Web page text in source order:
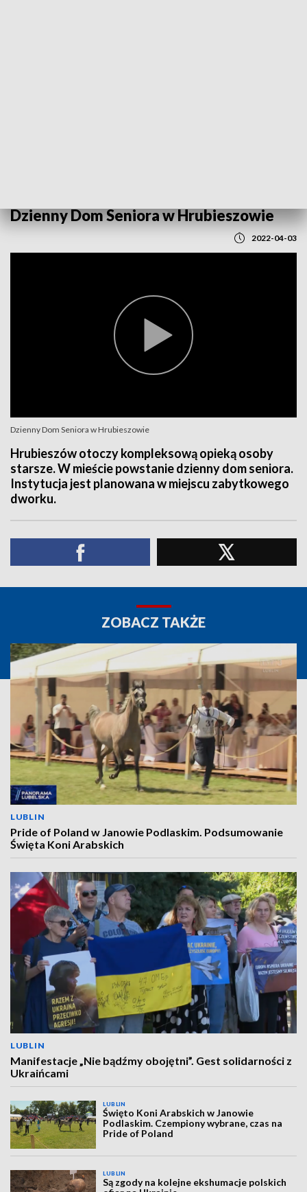
Dzienny Dom Seniora w Hrubieszowie
2022-04-03
Dzienny Dom Seniora w Hrubieszowie
Hrubieszów otoczy kompleksową opieką osoby
starsze. W mieście powstanie dzienny dom seniora.
Instytucja jest planowana w miejscu zabytkowego
dworku.
ZOBACZ TAKŻE
LUBLIN
Pride of Poland w Janowie Podlaskim. Podsumowanie
Święta Koni Arabskich
LUBLIN
Manifestacje „Nie bądźmy obojętni”. Gest solidarności z
Ukraińcami
LUBLIN
Święto Koni Arabskich w Janowie
Podlaskim. Czempiony wybrane, czas na
Pride of Poland
LUBLIN
Są zgody na kolejne ekshumacje polskich